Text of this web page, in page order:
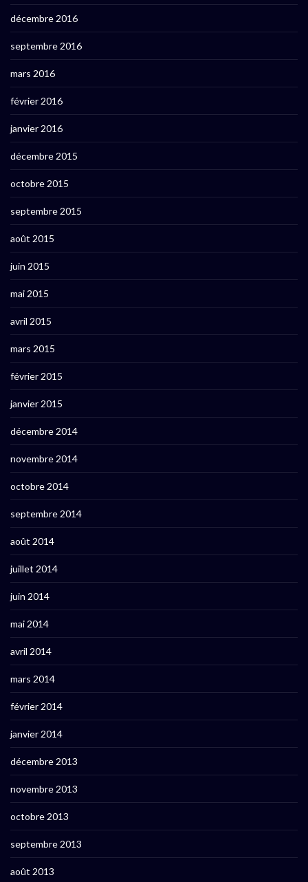
décembre 2016
septembre 2016
mars 2016
février 2016
janvier 2016
décembre 2015
octobre 2015
septembre 2015
août 2015
juin 2015
mai 2015
avril 2015
mars 2015
février 2015
janvier 2015
décembre 2014
novembre 2014
octobre 2014
septembre 2014
août 2014
juillet 2014
juin 2014
mai 2014
avril 2014
mars 2014
février 2014
janvier 2014
décembre 2013
novembre 2013
octobre 2013
septembre 2013
août 2013